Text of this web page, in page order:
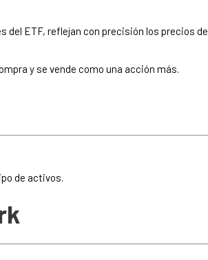
ETF, reflejan con precisión los precios de
y se vende como una acción más.
de activos.